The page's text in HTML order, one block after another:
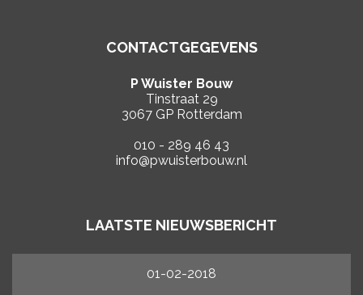
CONTACTGEGEVENS
P Wuister Bouw
Tinstraat 29
3067 GP Rotterdam
010 - 289 46 43
info@pwuisterbouw.nl
LAATSTE NIEUWSBERICHT
01-02-2018